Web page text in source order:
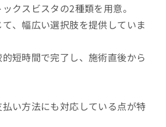
クスビスタの2種類を用意。
、幅広い選択肢を提供していま
短時間で完了し、施術直後から
い方法にも対応している点が特